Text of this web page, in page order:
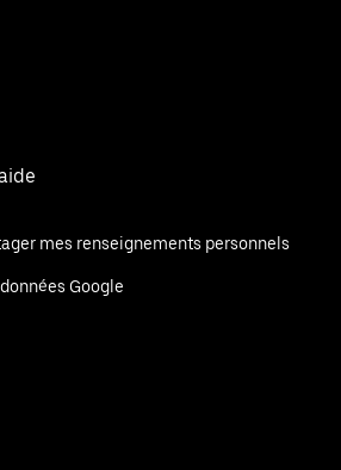
mes renseignements personnels
Google